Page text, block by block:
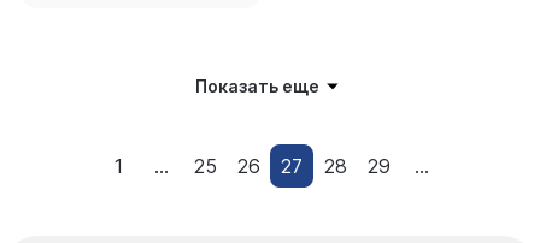
Показать еще
1 ... 25 26 27 28 29 ...